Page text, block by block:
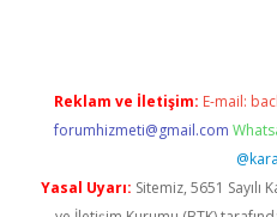
Reklam ve İletişim: E-mail:
forumhizmeti@gmail.com
Yasal Uyarı: Sitemiz, 5651